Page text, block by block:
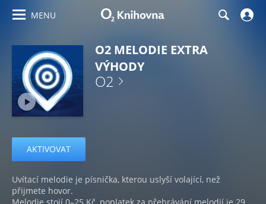
MENU
O2 MELODIE EXTRA
VÝHODY
O2
AKTIVOVAT
Uvítací melodie je písnička, kterou uslyší volající, než
přijmete hovor.